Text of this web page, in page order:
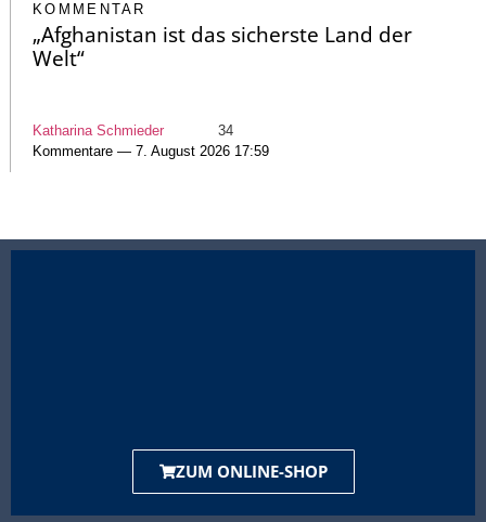
KOMMENTAR
„Afghanistan ist das sicherste Land der
Welt“
Katharina Schmieder
34
Kommentare — 7. August 2026 17:59
ZUM ONLINE-SHOP